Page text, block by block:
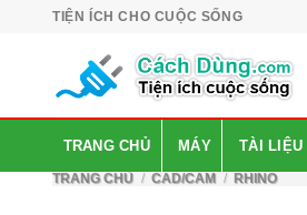
TIỆN ÍCH CHO CUỘC SỐNG
TRANG CHỦ MÁY TÀI LIỆU
TRANG CHỦ / CAD/CAM / RHINO